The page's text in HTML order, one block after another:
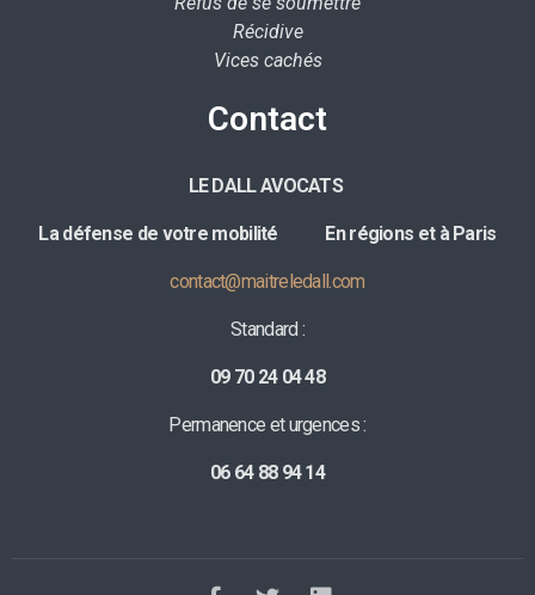
Récidive
Vices cachés
Contact
LE DALL AVOCATS
La défense de votre mobilité En régions et à Paris
contact@maitreledall.com
Standard :
09 70 24 04 48
Permanence et urgences :
06 64 88 94 14